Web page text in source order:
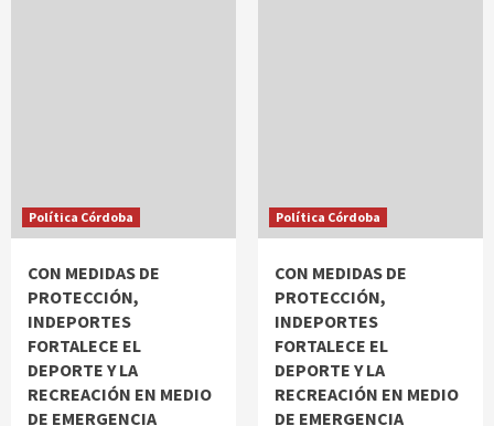
Política Córdoba
CON MEDIDAS DE
PROTECCIÓN,
INDEPORTES
FORTALECE EL
DEPORTE Y LA
RECREACIÓN EN MEDIO
DE EMERGENCIA
Política Córdoba
CON MEDIDAS DE
PROTECCIÓN,
INDEPORTES
FORTALECE EL
DEPORTE Y LA
RECREACIÓN EN MEDIO
DE EMERGENCIA